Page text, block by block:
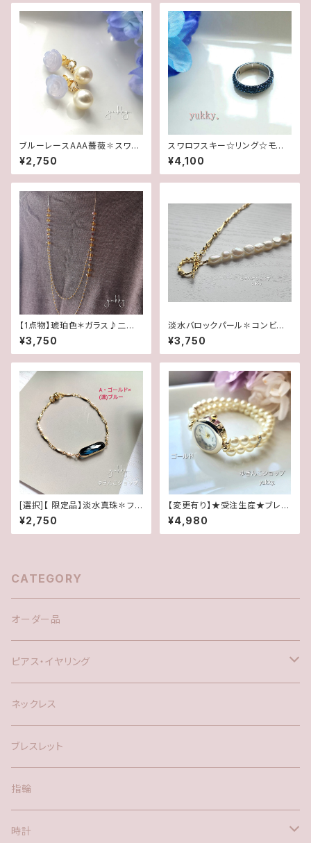
ブルーレースAAA薔薇✽スワロ
フスキーパール★2WAYポスト
ピアス
¥2,750
スワロフスキー☆リング☆モンタ
ナ(16.5号)
¥4,100
【1点物】琥珀色＊ガラス♪二連
ロングネックレス
¥3,750
淡水バロックパール✽コンビチ
ェーンネックレス★
¥3,750
[選択]【 限定品】淡水真珠✽フレ
ームガラスブレスレット✽マグネ
ットタイプ(1ペア)
¥2,750
【変更有り】★受注生産★ブレス
腕時計(パール･クリーム系ゴー
ルド)･A
¥4,980
CATEGORY
オーダー品
ピアス・イヤリング
silver925
アメリカン
ポスト
ネックレス
ブレスレット
指輪
時計